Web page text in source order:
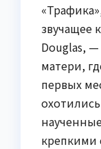
звучащее
Douglas,
матери,
первых
крепкими